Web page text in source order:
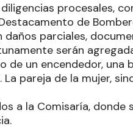
procesales,
de
parciales,
serán
de un encendedor,
pareja de la mujer,
a la Comisaría, donde